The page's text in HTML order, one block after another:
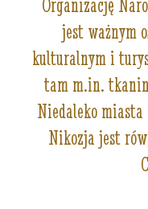
jest ważnym
kulturalnym i
tam m.in.
Niedaleko
Nikozja jest